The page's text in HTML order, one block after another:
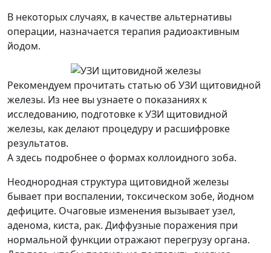
В некоторых случаях, в качестве альтернативы
операции, назначается терапия радиоактивным
йодом.
Рекомендуем прочитать статью об УЗИ щитовидной
железы. Из нее вы узнаете о показаниях к
исследованию, подготовке к УЗИ щитовидной
железы, как делают процедуру и расшифровке
результатов.
А здесь подробнее о формах коллоидного зоба.
Неоднородная структура щитовидной железы
бывает при воспалении, токсическом зобе, йодном
дефиците. Очаговые изменения вызывает узел,
аденома, киста, рак. Диффузные поражения при
нормальной функции отражают перегрузу органа.